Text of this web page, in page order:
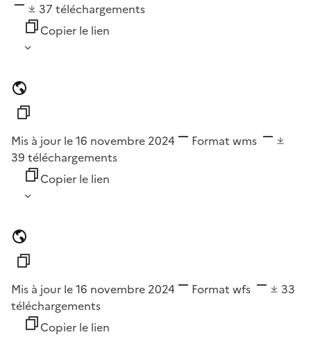
37 téléchargements
Copier le lien
Mis à jour le 16 novembre 2024 Format wms
39 téléchargements
Copier le lien
Mis à jour le 16 novembre 2024 Format wfs
33
téléchargements
Copier le lien